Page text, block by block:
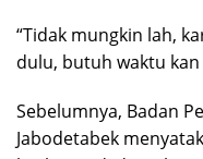
“Tidak mungkin lah,
dulu, butuh waktu
Sebelumnya, Badan
Jabodetabek